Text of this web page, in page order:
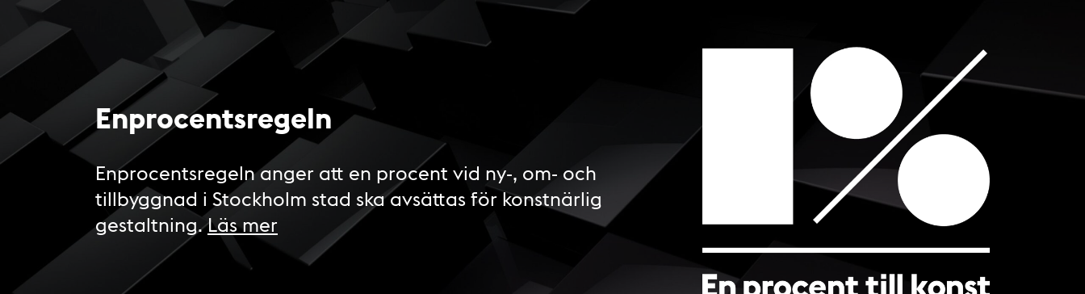
Enprocentsregeln
Enprocentsregeln anger att en procent vid ny-, om- och
tillbyggnad i Stockholm stad ska avsättas för konstnärlig
gestaltning.Läs mer